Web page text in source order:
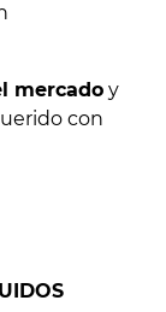
mercado y
con